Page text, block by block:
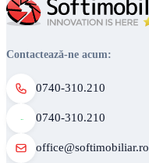
Contactează-ne acum:
0740-310.210
0740-310.210
office@softimobiliar.ro